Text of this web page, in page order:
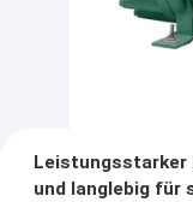
und langlebig für